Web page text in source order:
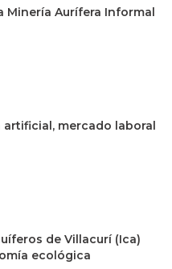
Minería Aurífera Informal
mercado laboral
de Villacurí (Ica)
ecológica